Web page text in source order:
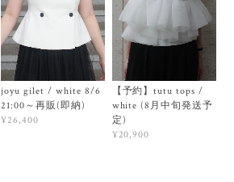
joyu gilet / white 8/6
21:00～再販(即納)
¥26,400
【予約】tutu tops /
white (8月中旬発送予
定)
¥20,900